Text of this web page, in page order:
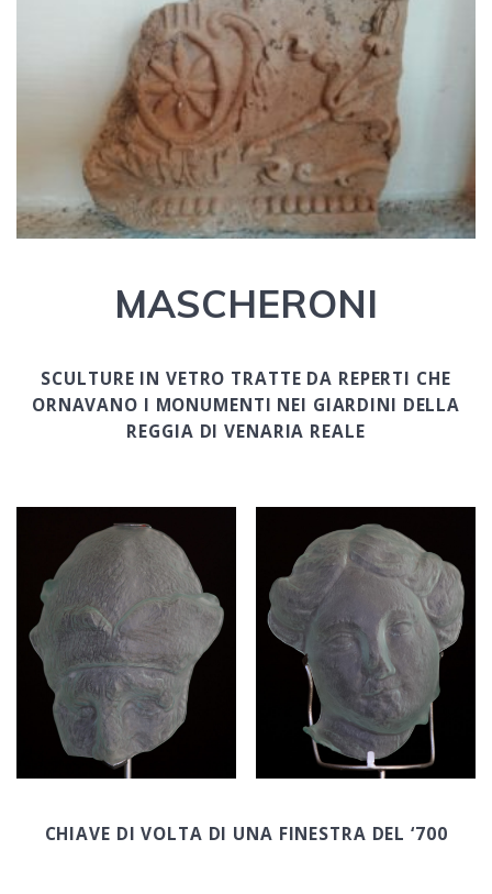
MASCHERONI
SCULTURE IN VETRO TRATTE DA REPERTI CHE
ORNAVANO I MONUMENTI NEI GIARDINI DELLA
REGGIA DI VENARIA REALE
CHIAVE DI VOLTA DI UNA FINESTRA DEL ‘700